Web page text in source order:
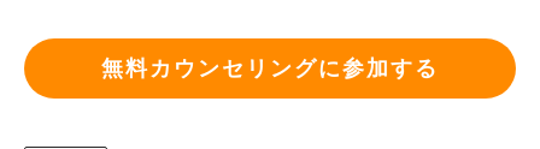
無料カウンセリングに参加する